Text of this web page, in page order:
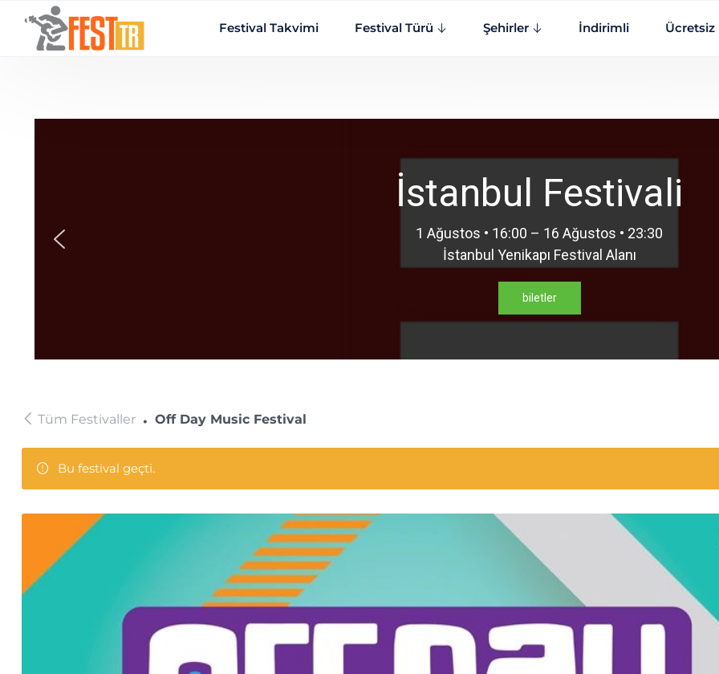
Ana içeriğe atla
Festival Takvimi
Festival Türü Şehirler İndirimli Ücretsiz
İstanbul Festivali
1 Ağustos • 16:00 – 16 Ağustos • 23:30
İstanbul Yenikapı Festival Alanı
biletler
Tüm Festivaller Off Day Music Festival
Bu festival geçti.